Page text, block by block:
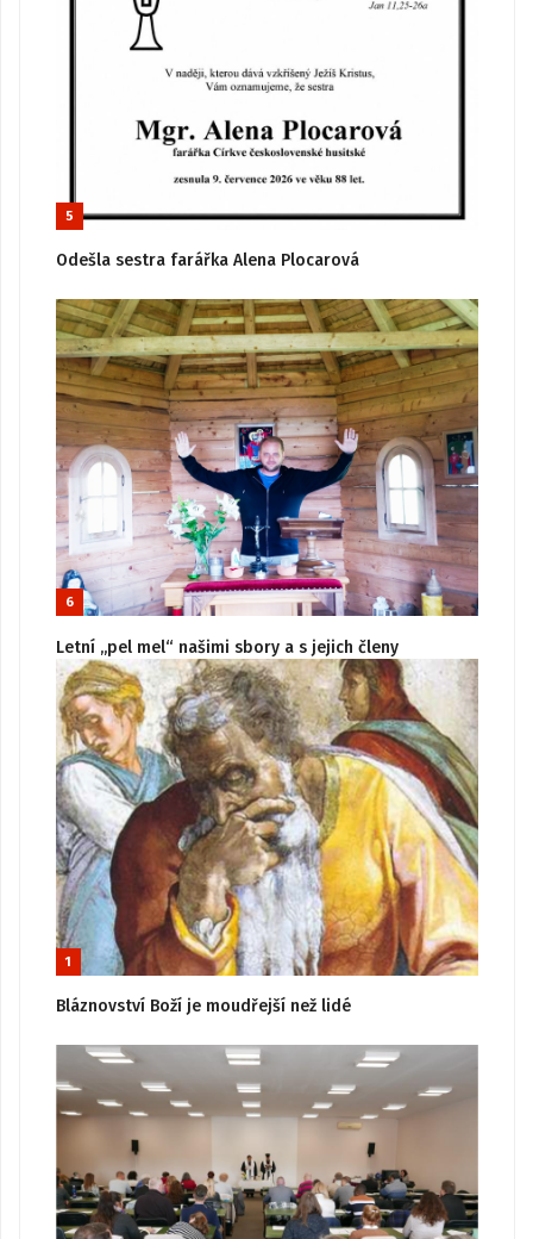
5
Odešla sestra farářka Alena Plocarová
6
Letní „pel mel“ našimi sbory a s jejich členy
1
Bláznovství Boží je moudřejší než lidé